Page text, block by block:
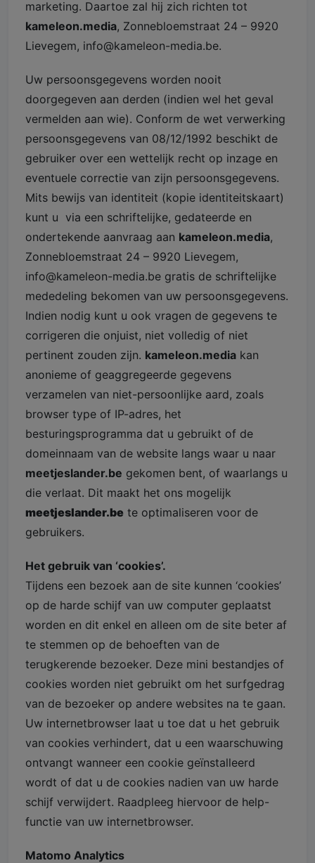
marketing. Daartoe zal hij zich richten tot
kameleon.media, Zonnebloemstraat 24 – 9920
Lievegem, info@kameleon-media.be.
Uw persoonsgegevens worden nooit
doorgegeven aan derden (indien wel het geval
vermelden aan wie). Conform de wet verwerking
persoonsgegevens van 08/12/1992 beschikt de
gebruiker over een wettelijk recht op inzage en
eventuele correctie van zijn persoonsgegevens.
Mits bewijs van identiteit (kopie identiteitskaart)
kunt u via een schriftelijke, gedateerde en
ondertekende aanvraag aan kameleon.media,
Zonnebloemstraat 24 – 9920 Lievegem,
info@kameleon-media.be gratis de schriftelijke
mededeling bekomen van uw persoonsgegevens.
Indien nodig kunt u ook vragen de gegevens te
corrigeren die onjuist, niet volledig of niet
pertinent zouden zijn. kameleon.media kan
anonieme of geaggregeerde gegevens
verzamelen van niet-persoonlijke aard, zoals
browser type of IP-adres, het
besturingsprogramma dat u gebruikt of de
domeinnaam van de website langs waar u naar
meetjeslander.be gekomen bent, of waarlangs u
die verlaat. Dit maakt het ons mogelijk
meetjeslander.be te optimaliseren voor de
gebruikers.
Het gebruik van ‘cookies’.
Tijdens een bezoek aan de site kunnen ‘cookies’
op de harde schijf van uw computer geplaatst
worden en dit enkel en alleen om de site beter af
te stemmen op de behoeften van de
terugkerende bezoeker. Deze mini bestandjes of
cookies worden niet gebruikt om het surfgedrag
van de bezoeker op andere websites na te gaan.
Uw internetbrowser laat u toe dat u het gebruik
van cookies verhindert, dat u een waarschuwing
ontvangt wanneer een cookie geïnstalleerd
wordt of dat u de cookies nadien van uw harde
schijf verwijdert. Raadpleeg hiervoor de help-
functie van uw internetbrowser.
Matomo Analytics